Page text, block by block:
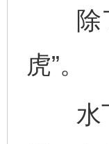
除了
虎”。
水下